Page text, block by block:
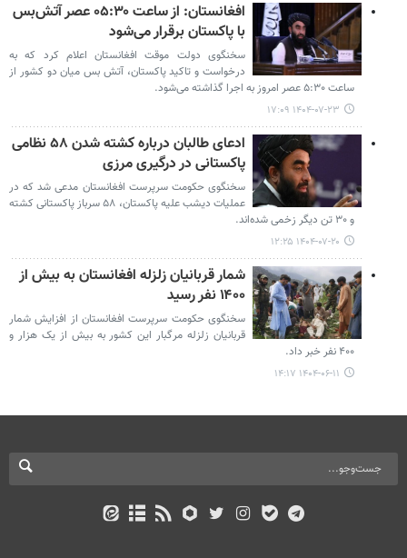
افغانستان: از ساعت ۰۵:۳۰ عصر آتش‌بس
با پاکستان برقرار می‌شود
سخنگوی دولت موقت افغانستان اعلام کرد که به
درخواست و تاکید پاکستان، آتش بس میان دو کشور از
ساعت ۵:۳۰ عصر امروز به اجرا گذاشته می‌شود.
۱۴۰۴-۰۷-۲۳ ۱۷:۰۹
ادعای طالبان درباره کشته شدن ۵۸ نظامی
پاکستانی در درگیری مرزی
سخنگوی حکومت سرپرست افغانستان مدعی شد که در
عملیات دیشب علیه پاکستان، ۵۸ سرباز پاکستانی کشته
و ۳۰ تن دیگر زخمی شده‌اند.
۱۴۰۴-۰۷-۲۰ ۱۲:۲۵
شمار قربانیان زلزله افغانستان به بیش از
۱۴۰۰ نفر رسید
سخنگوی حکومت سرپرست افغانستان از افزایش شمار
قربانیان زلزله مرگبار این کشور به بیش از یک هزار و
۴۰۰ نفر خبر داد.
۱۴۰۴-۰۶-۱۱ ۱۴:۱۷